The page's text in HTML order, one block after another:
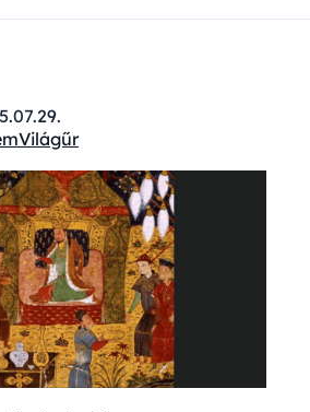
Világűr